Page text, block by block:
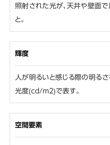
照射された光が、天井や壁面
と。
輝度
人が明るいと感じる際の明る
光度(cd/m2)で表す。
空間要素